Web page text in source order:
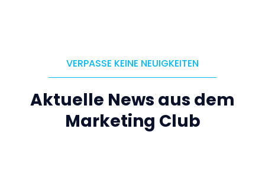
VERPASSE KEINE NEUIGKEITEN
Aktuelle News aus dem
Marketing Club